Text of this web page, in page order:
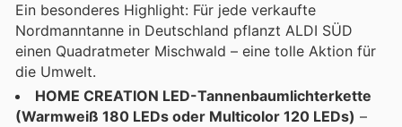
Ein besonderes Highlight: Für jede verkaufte
Nordmanntanne in Deutschland pflanzt ALDI SÜD
einen Quadratmeter Mischwald – eine tolle Aktion für
die Umwelt.
HOME CREATION LED-Tannenbaumlichterkette
(Warmweiß 180 LEDs oder Multicolor 120 LEDs) –